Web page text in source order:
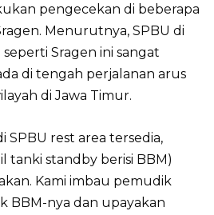
pengecekan di beberapa
Menurutnya, SPBU di
Sragen ini sangat
di tengah perjalanan arus
di Jawa Timur.
SPBU rest area tersedia,
tanki standby berisi BBM)
Kami imbau pemudik
BBM-nya dan upayakan